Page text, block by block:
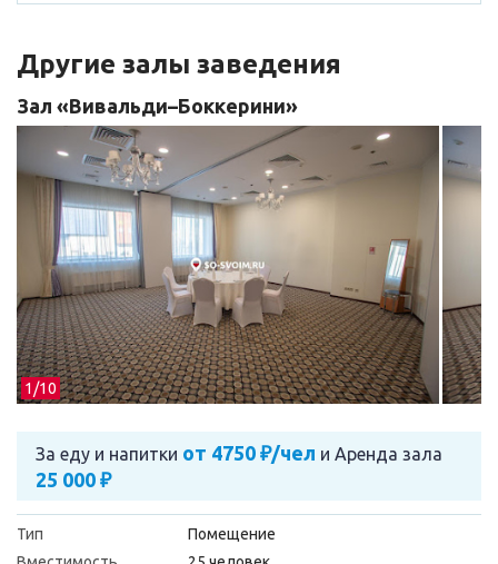
Другие залы заведения
1/10
Зал «Вивальди–Боккерини»
За еду и напитки от 4750 ₽/чел и Аренда зала
25 000 ₽
Тип
Помещение